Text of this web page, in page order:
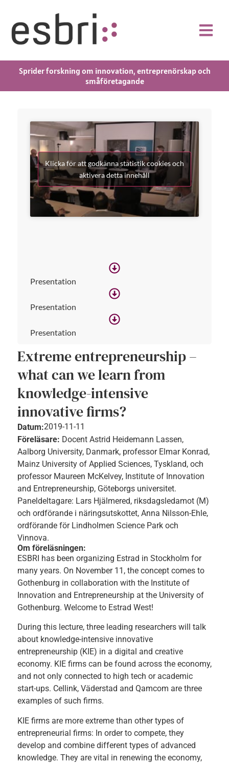
Sprider forskning om innovation, entreprenörskap och
småföretagande
Klicka för att godkänna statistik cookies och
aktivera detta innehåll
Presentation
Presentation
Presentation
Extreme entrepreneurship –
what can we learn from
knowledge-intensive
innovative firms?
Datum:2019-11-11
Föreläsare: Docent Astrid Heidemann Lassen,
Aalborg University, Danmark, professor Elmar Konrad,
Mainz University of Applied Sciences, Tyskland, och
professor Maureen McKelvey, Institute of Innovation
and Entrepreneurship, Göteborgs universitet.
Paneldeltagare: Lars Hjälmered, riksdagsledamot (M)
och ordförande i näringsutskottet, Anna Nilsson-Ehle,
ordförande för Lindholmen Science Park och
Vinnova.
Om föreläsningen:
ESBRI has been organizing Estrad in Stockholm for
many years. On November 11, the concept comes to
Gothenburg in collaboration with the Institute of
Innovation and Entrepreneurship at the University of
Gothenburg. Welcome to Estrad West!
During this lecture, three leading researchers will talk
about knowledge-intensive innovative
entrepreneurship (KIE) in a digital and creative
economy. KIE firms can be found across the economy,
and not only connected to high tech or academic
start-ups. Cellink, Väderstad and Qamcom are three
examples of such firms.
KIE firms are more extreme than other types of
entrepreneurial firms: In order to compete, they
develop and combine different types of advanced
knowledge. They are vital in renewing the economy,